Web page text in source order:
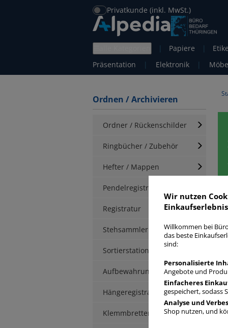
Privatkunde (inkl. MwSt.)
| Papiere |
Präsentation
| Elektronik |
Ordnen / Archivieren
Ordner / Rückenschilder
Ringbücher / Zubehör
Hefter / Mappen
Pendelregistratur
Registratur
Stehsammler
Sortierstationen / Ablagen
Aufbewahrungsbox
Hängeregistratur
Klemmbretter / -mappen
Wir nutzen
Willkommen bei
das beste
sind:
Personalisierte
Angebote und
Einfacheres
gespeichert, sodass
Analyse und
Shop nutzen, und